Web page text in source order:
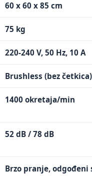
60 x 60 x 85 cm
75 kg
220-240 V, 50 Hz, 10 A
Brushless (bez četkica)
1400 okretaja/min
52 dB / 78 dB
Brzo pranje,